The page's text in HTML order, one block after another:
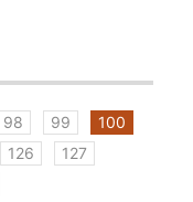
98 99
100
126
127